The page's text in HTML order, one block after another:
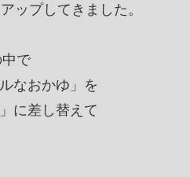
ップしてきました。
で
なおかゆ」を
に差し替えて